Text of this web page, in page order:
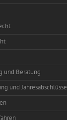
und Beratung
und Jahresabschlüsse